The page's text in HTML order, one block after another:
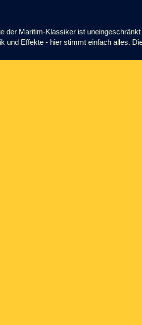
der Maritim-Klassiker ist
und Effekte - hier stimmt einfach alles.